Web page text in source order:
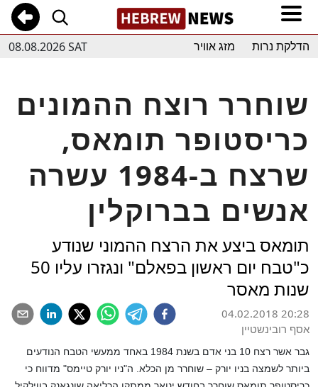
08.08.2026 SAT הדלקת נרות מזג אוויר
שוחרר רוצח ההמונים
כריסטופר תומאס,
שרצח ב-1984 עשרה
אנשים בברוקלין
תומאס ביצע את הרצח ההמוני שנודע
כ"טבח יום ראשון בפאלם" ונגזרו עליו 50
שנות מאסר
04.02.2018 20:28
אסף רובינשטיין
גבר אשר רצח 10 בני אדם בשנת 1984 באחד ממעשי הטבח הנודעים
ביותר לשמצה בניו יורק – שוחרר מן הכלא. ה"ניו יורק טיימס" מדווח כי